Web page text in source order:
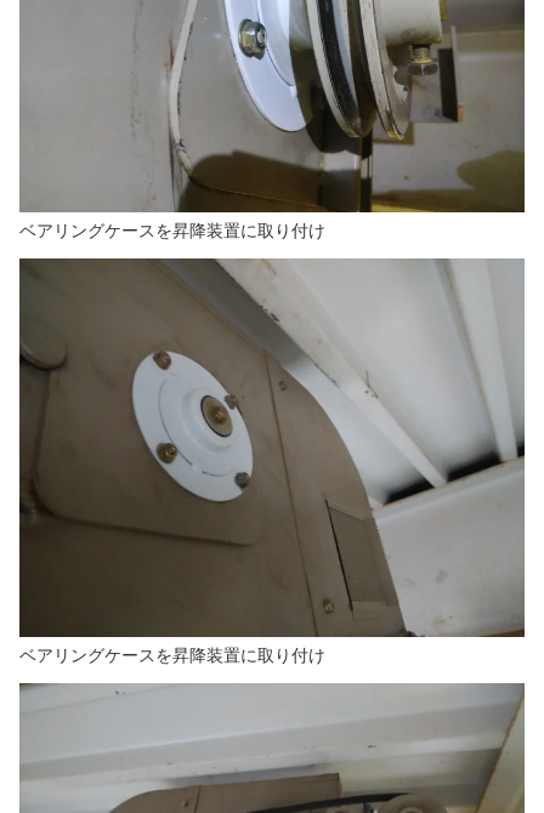
ベアリングケースを昇降装置に取り付け
ベアリングケースを昇降装置に取り付け